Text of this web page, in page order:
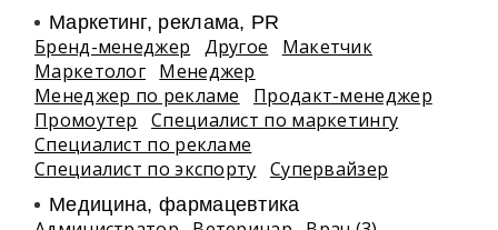
Маркетинг, реклама, PR
Бренд-менеджер Другое
Макетчик
Маркетолог Менеджер
Менеджер по рекламе
Продакт-менеджер
Промоутер
Специалист по маркетингу
Специалист по рекламе
Специалист по экспорту Супервайзер
Медицина, фармацевтика